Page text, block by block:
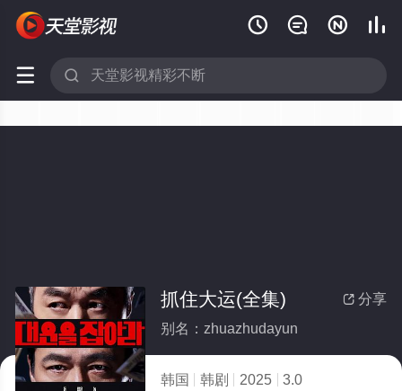
   
 
 分享
抓住大运(全集)
别名：zhuazhudayun
韩国 韩剧 2025
3.0